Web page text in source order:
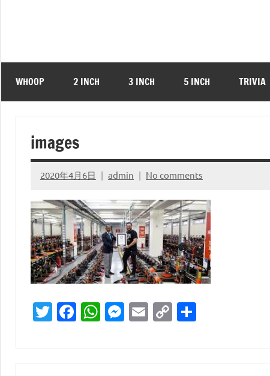
WHOOP 2 INCH 3 INCH 5 INCH TRIVIA
images
2020年4月6日 admin No comments
Twitter
Facebook
WhatsApp
Messenger
Email
Copy